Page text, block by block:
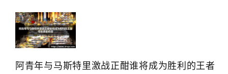
阿青年与马斯特里激战正酣谁将成为胜利的王者